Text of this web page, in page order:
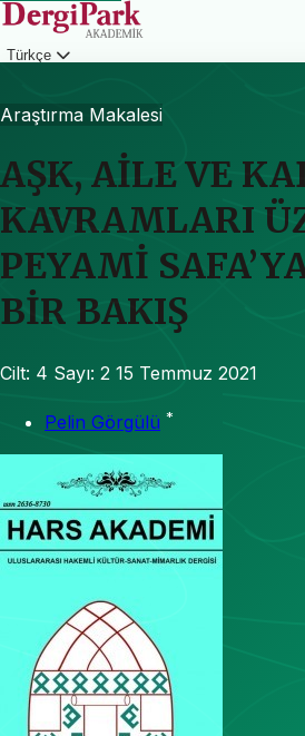
Türkçe
Araştırma Makalesi
AŞK, AİLE VE
KAVRAMLARI
PEYAMİ
BİR BAKIŞ
Cilt: 4 Sayı: 2 15 Temmuz 2021
Pelin Görgülü *